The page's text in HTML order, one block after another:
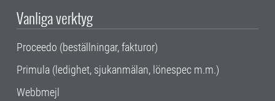
Vanliga verktyg
Proceedo (beställningar, fakturor)
Primula (ledighet, sjukanmälan, lönespec m.m.)
Webbmejl